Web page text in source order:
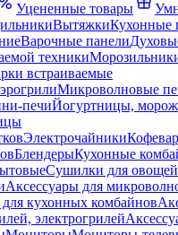
Уцененные товары
ВытяжкиКухонные
Варочные панели
техники
встраиваемые
Микроволновые
печиЙогуртницы,
Электрочайники
БлендерыКухонные
Сушилки для
Аксессуары для
кухонных комбайнов
электрогрилей